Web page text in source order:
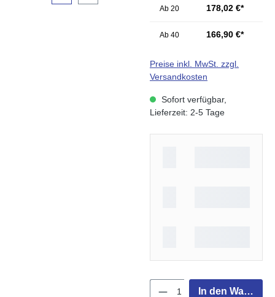
Ab 20 178,02 €*
Ab 40 166,90 €*
Preise inkl. MwSt. zzgl.
Versandkosten
Sofort verfügbar,
Lieferzeit: 2-5 Tage
Produkt Anzahl:
In den